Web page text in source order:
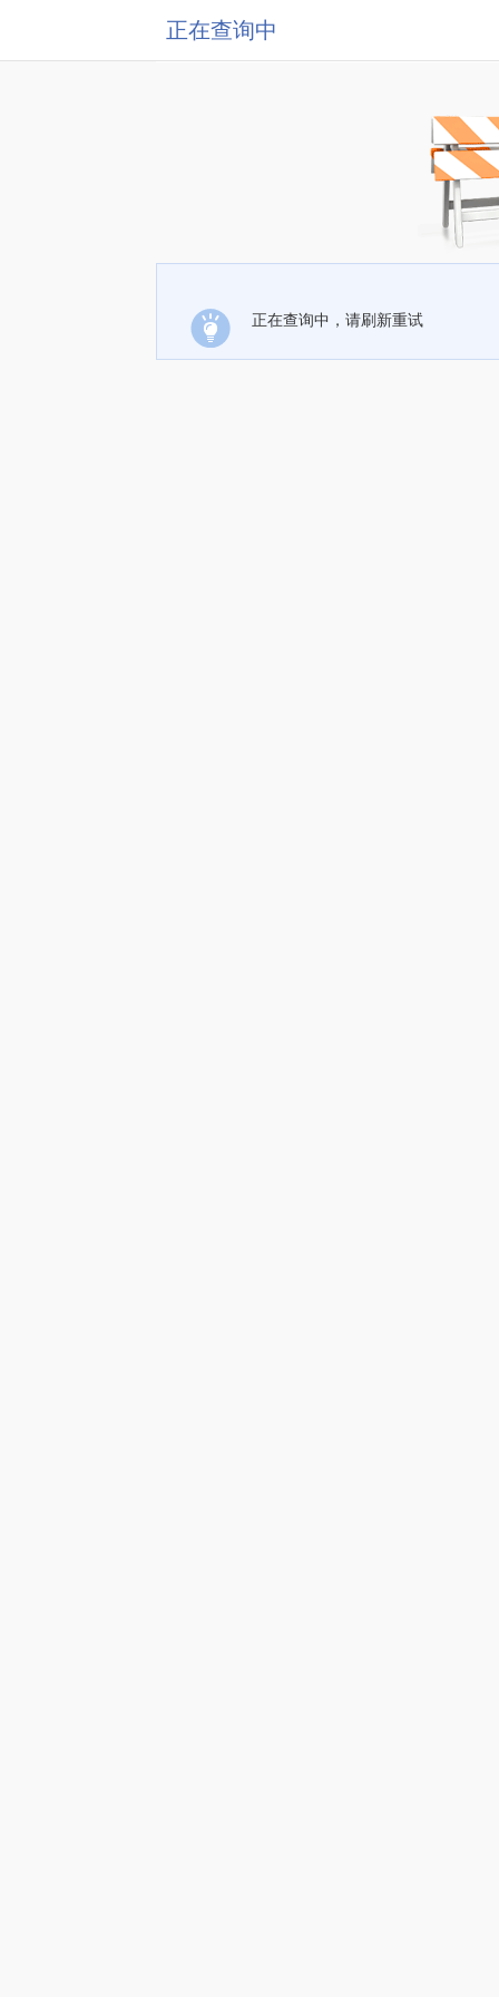
正在查询中
正在查询中，请刷新重试